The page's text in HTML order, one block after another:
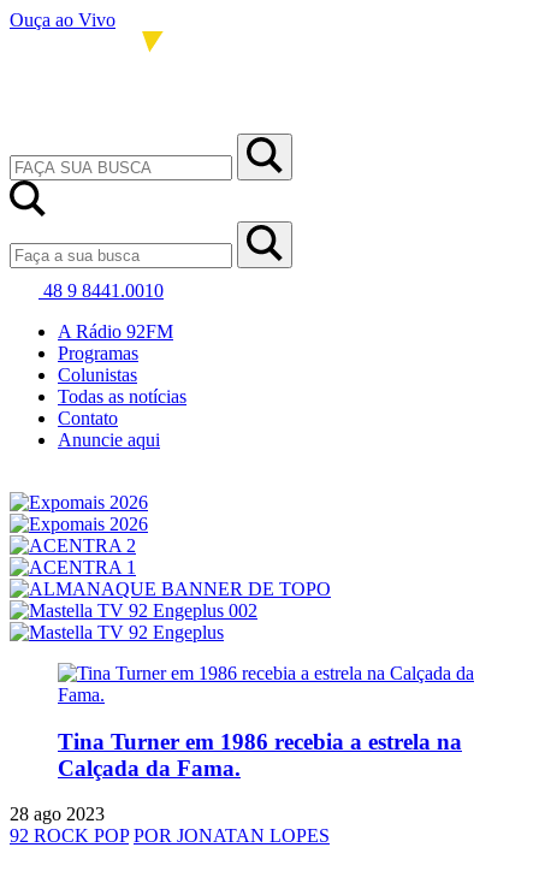
Ouça ao Vivo
48 9 8441.0010
A Rádio 92FM
Programas
Colunistas
Todas as notícias
Contato
Anuncie aqui
Tina Turner em 1986 recebia a estrela na
Calçada da Fama.
28 ago 2023
92 ROCK POP POR JONATAN LOPES